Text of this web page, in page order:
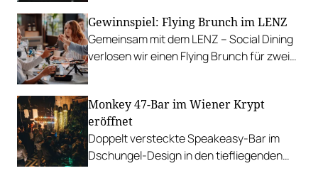
Gewinnspiel: Flying Brunch im LENZ
Gemeinsam mit dem LENZ – Social Dining
verlosen wir einen Flying Brunch für zwei
Monkey 47-Bar im Wiener Krypt
eröffnet
Doppelt versteckte Speakeasy-Bar im
Dschungel-Design in den tiefliegenden